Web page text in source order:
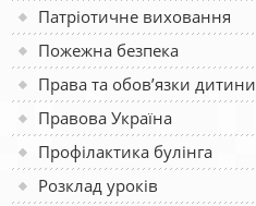
Патріотичне виховання
Пожежна безпека
Права та обов’язки дитини
Правова Україна
Профілактика булінга
Розклад уроків